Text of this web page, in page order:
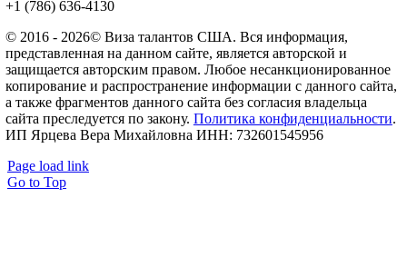
‪+1 (786) 636‑4130‬
© 2016 - 2026© Виза талантов США. Вся информация,
представленная на данном сайте, является авторской и
защищается авторским правом. Любое несанкционированное
копирование и распространение информации с данного сайта,
а также фрагментов данного сайта без согласия владельца
сайта преследуется по закону. Политика конфиденциальности.
ИП Ярцева Вера Михайловна ИНН: 732601545956
Page load link
Go to Top